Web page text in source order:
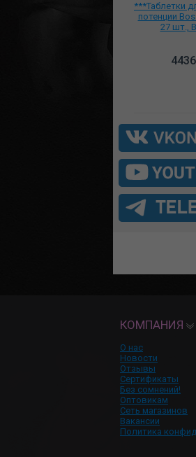
***Таблетки
потенции
27 шт.,
4436
КОМПАНИЯ
О нас
Новости
Отзывы
Сертификаты
Без сомнений!
Оптовикам
Сеть магазинов
Вакансии
Политика